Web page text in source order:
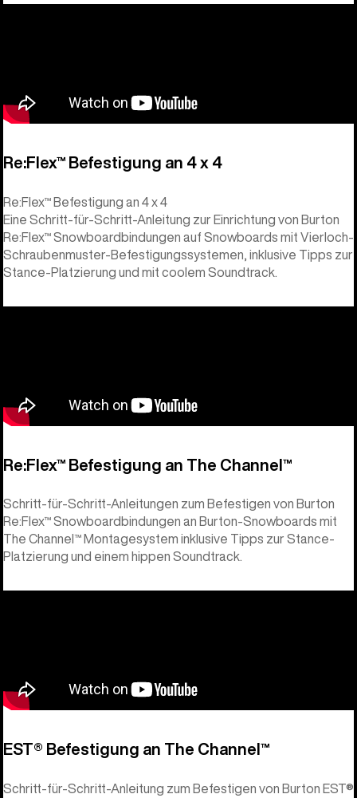
Re:Flex™ Befestigung an 4 x 4
Re:Flex™ Befestigung an 4 x 4
Eine Schritt-für-Schritt-Anleitung zur Einrichtung von Burton
Re:Flex™ Snowboardbindungen auf Snowboards mit Vierloch-
Schraubenmuster-Befestigungssystemen, inklusive Tipps zur
Stance-Platzierung und mit coolem Soundtrack.
Re:Flex™ Befestigung an The Channel™
Schritt-für-Schritt-Anleitungen zum Befestigen von Burton
Re:Flex™ Snowboardbindungen an Burton-Snowboards mit
The Channel™ Montagesystem inklusive Tipps zur Stance-
Platzierung und einem hippen Soundtrack.
EST® Befestigung an The Channel™
Schritt-für-Schritt-Anleitung zum Befestigen von Burton EST®